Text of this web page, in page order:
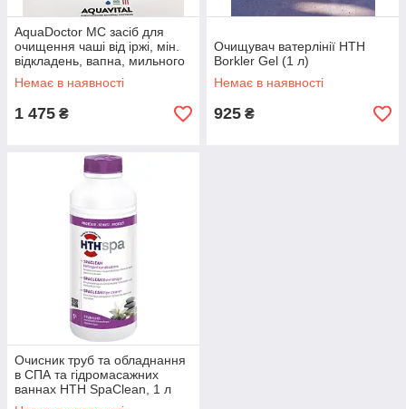
AquaDoctor MC засіб для
очищення чаші від іржі, мін.
відкладень, вапна, мильного
осаду (5 л)
Немає в наявності
1 475 ₴
Очищувач ватерлінії HTH
Borkler Gel (1 л)
Немає в наявності
925 ₴
Очисник труб та обладнання
в СПА та гідромасажних
ваннах HTH SpaClean, 1 л